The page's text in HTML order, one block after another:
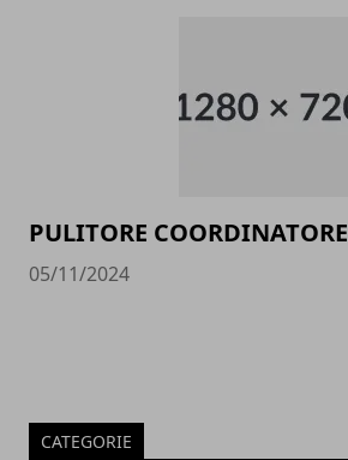
PULITORE COORDINATORE
05/11/2024
CATEGORIE